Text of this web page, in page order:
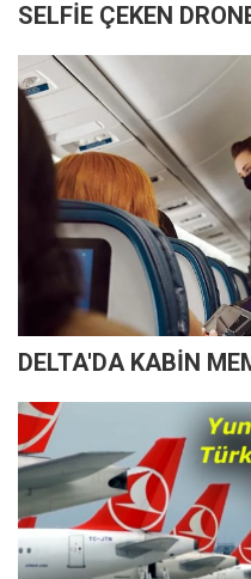
SELFİE ÇEKEN
DELTA'DA KABİN